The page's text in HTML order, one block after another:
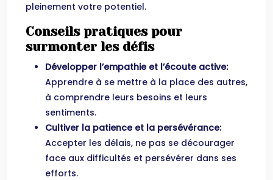
pleinement votre potentiel.
Conseils pratiques pour
surmonter les défis
Développer l’empathie et l’écoute active:
Apprendre à se mettre à la place des autres,
à comprendre leurs besoins et leurs
sentiments.
Cultiver la patience et la persévérance:
Accepter les délais, ne pas se décourager
face aux difficultés et persévérer dans ses
efforts.